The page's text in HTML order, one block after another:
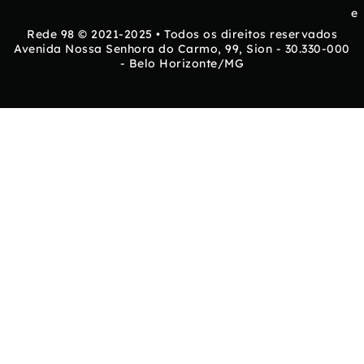
e
Rede 98 © 2021-2025 • Todos os direitos reservados
Avenida Nossa Senhora do Carmo, 99, Sion - 30.330-000
- Belo Horizonte/MG